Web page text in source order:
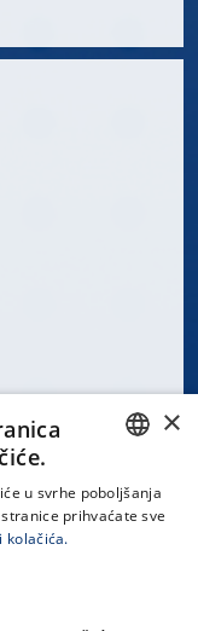
CROATIAN
×
u svrhe poboljšanja
prihvaćate sve
kolačića.